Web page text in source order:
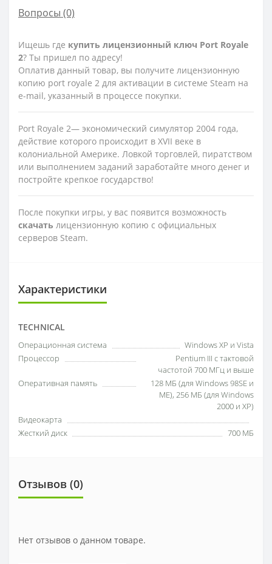
Вопросы (0)
Ищешь где купить лицензионный ключ Port Royale
2? Ты пришел по адресу!
Оплатив данный товар, вы получите лицензионную
копию port royale 2 для активации в системе Steam на
e-mail, указанный в процессе покупки.
Port Royale 2— экономический симулятор 2004 года,
действие которого происходит в XVII веке в
колониальной Америке. Ловкой торговлей, пиратством
или выполнением заданий заработайте много денег и
постройте крепкое государство!
После покупки игры, у вас появится возможность
скачать лицензионную копию с официальных
серверов Steam.
Характеристики
TECHNICAL
Операционная система
Windows XP и Vista
Процессор
Pentium III с тактовой
частотой 700 МГц и выше
Оперативная память
128 МБ (для Windows 98SE и
ME), 256 МБ (для Windows
2000 и XP)
Видеокарта
Жесткий диск
700 МБ
Отзывов (0)
Нет отзывов о данном товаре.